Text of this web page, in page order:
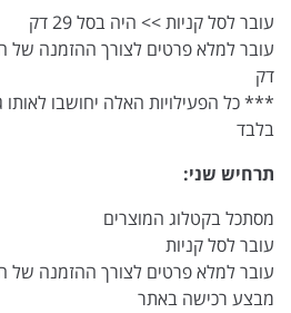
עובר לסל קניות >> היה בסל 29 דק
דק
*** כל הפעילויות האלה יחושבו
בלבד
תרחיש שני:
מסתכל בקטלוג המוצרים
עובר לסל קניות
עובר למלא פרטים לצורך ההזמנה של
מבצע רכישה באתר